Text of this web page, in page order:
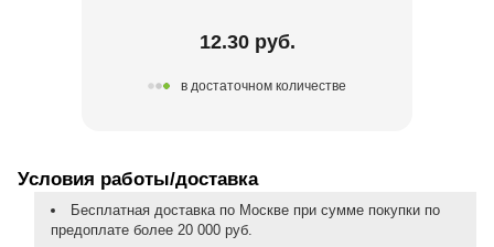
12.30 руб.
в достаточном количестве
Условия работы/доставка
Бесплатная доставка по Москве при сумме покупки по
предоплате более 20 000 руб.